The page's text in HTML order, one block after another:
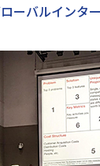
ーバルインタ